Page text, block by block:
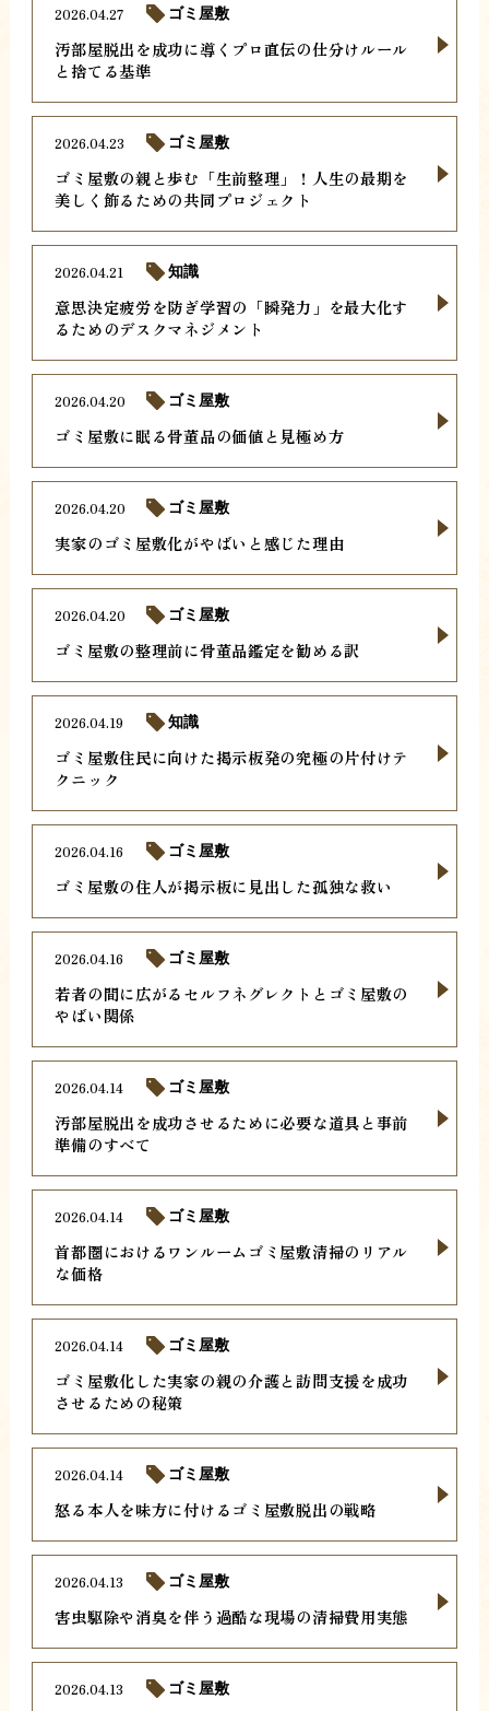
汚部屋脱出を成功に導くプロ直伝の仕分けルール
と捨てる基準
2026.04.27 ゴミ屋敷
ゴミ屋敷の親と歩む「生前整理」！人生の最期を
美しく飾るための共同プロジェクト
2026.04.23 ゴミ屋敷
意思決定疲労を防ぎ学習の「瞬発力」を最大化す
るためのデスクマネジメント
2026.04.21 知識
ゴミ屋敷に眠る骨董品の価値と見極め方
2026.04.20 ゴミ屋敷
実家のゴミ屋敷化がやばいと感じた理由
2026.04.20 ゴミ屋敷
ゴミ屋敷の整理前に骨董品鑑定を勧める訳
2026.04.20 ゴミ屋敷
ゴミ屋敷住民に向けた掲示板発の究極の片付けテ
クニック
2026.04.19 知識
ゴミ屋敷の住人が掲示板に見出した孤独な救い
2026.04.16 ゴミ屋敷
若者の間に広がるセルフネグレクトとゴミ屋敷の
やばい関係
2026.04.16 ゴミ屋敷
汚部屋脱出を成功させるために必要な道具と事前
準備のすべて
2026.04.14 ゴミ屋敷
首都圏におけるワンルームゴミ屋敷清掃のリアル
な価格
2026.04.14 ゴミ屋敷
ゴミ屋敷化した実家の親の介護と訪問支援を成功
させるための秘策
2026.04.14 ゴミ屋敷
怒る本人を味方に付けるゴミ屋敷脱出の戦略
2026.04.14 ゴミ屋敷
害虫駆除や消臭を伴う過酷な現場の清掃費用実態
2026.04.13 ゴミ屋敷
2026.04.13 ゴミ屋敷